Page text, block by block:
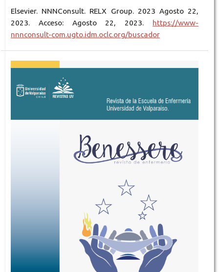
Elsevier. NNNConsult. RELX Group. 2023 Agosto 22,
2023. Acceso: Agosto 22, 2023. https://www-
nnnconsult-com.ugto.idm.oclc.org/buscador